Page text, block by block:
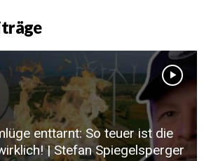
enttarnt: So teuer ist die
| Stefan Spiegelsperger